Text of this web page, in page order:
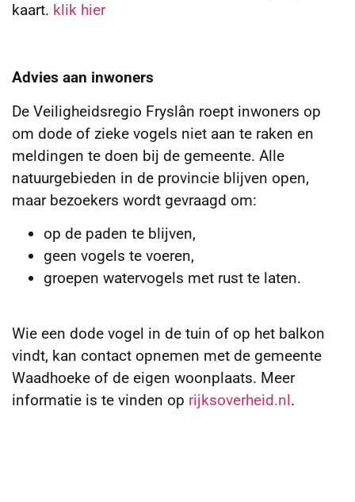
kaart. klik hier
Advies aan inwoners
De Veiligheidsregio Fryslân roept inwoners op
om dode of zieke vogels niet aan te raken en
meldingen te doen bij de gemeente. Alle
natuurgebieden in de provincie blijven open,
maar bezoekers wordt gevraagd om:
op de paden te blijven,
geen vogels te voeren,
groepen watervogels met rust te laten.
Wie een dode vogel in de tuin of op het balkon
vindt, kan contact opnemen met de gemeente
Waadhoeke of de eigen woonplaats. Meer
informatie is te vinden op rijksoverheid.nl.